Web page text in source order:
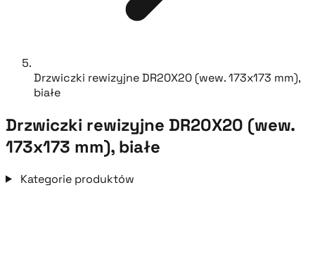
Drzwiczki rewizyjne DR20X20 (wew. 173x173 mm),
białe
Drzwiczki rewizyjne DR20X20 (wew.
173x173 mm), białe
Kategorie produktów